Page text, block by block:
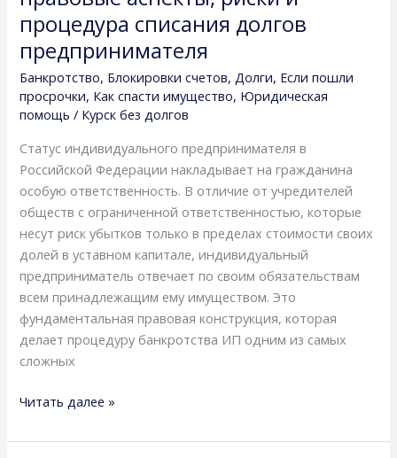
процедура списания долгов
предпринимателя
Банкротство, Блокировки счетов,Долги, Если пошли
просрочки, Как спасти имущество, Юридическая
помощь / Курск без долгов
Статус индивидуального предпринимателя в
Российской Федерации накладывает на гражданина
особую ответственность. В отличие от учредителей
обществ с ограниченной ответственностью, которые
несут риск убытков только в пределах стоимости своих
долей в уставном капитале, индивидуальный
предприниматель отвечает по своим обязательствам
всем принадлежащим ему имуществом. Это
фундаментальная правовая конструкция, которая
делает процедуру банкротства ИП одним из самых
сложных
в
Курске:
правовые
аспекты,
риски
и
списания
долгов
предпринимателя
Читать далее »